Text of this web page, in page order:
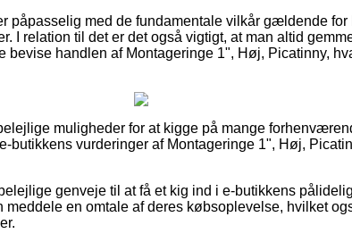
påpasselig med de fundamentale vilkår gældende for
I relation til det er det også vigtigt, at man altid
bevise handlen af Montageringe 1", Høj, Picatinny,
muligheder for at kigge på mange
butikkens vurderinger af Montageringe 1", Høj,
genveje til at få et kig ind i e-butikkens
meddele en omtale af deres købsoplevelse, hvilket